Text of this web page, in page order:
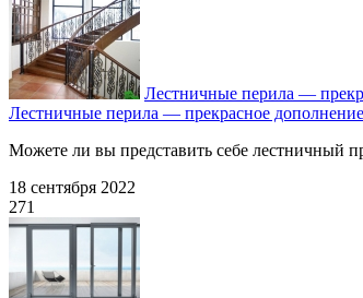
Лестничные перила —
Лестничные перила — прекрасное
Можете ли вы представить себе лестничный
18 сентября 2022
271